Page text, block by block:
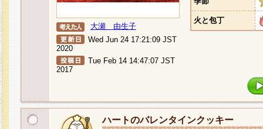
大瀬 由生子
Wed Jun 24 17:21:09 JST
2020
Tue Feb 14 14:47:07 JST
2017
火と包丁
ハートのバレンタインクッキー